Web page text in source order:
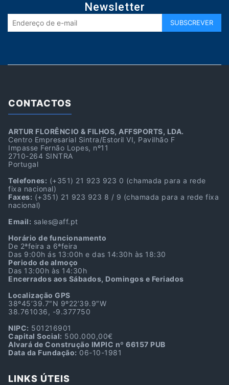
Newsletter
CONTACTOS
ARTUR FLORÊNCIO & FILHOS, AFFSPORTS, LDA.
Centro Empresarial Sintra/Estoril VI, Pavilhão F
Impasse Fernão Lopes, nº11
2710-264 SINTRA
Portugal
Telefones: (+351) 21 923 923 0 (chamada para a rede
fixa nacional)
Faxes: (+351) 21 923 923 8 / 9 (chamada para a rede fixa
nacional)
Email: sales@aff.pt
Horário de funcionamento
De 2ªfeira a 6ªfeira
Das 9:00h ás 13:00h e das 14:30h às 18:30
Periodo de almoço
Das 13:00h às 14:30h
Encerrados aos Sábados, Domingos e Feriados
Localização GPS
38º45’39.7″N 9º22’39.9″W
38.761036, -9.377750
NIPC: 501216901
Capital Social: 500.000,00€
Alvará de Construção IMPIC nº 66157 PUB
Data da Fundação: 06-10-1981
LINKS ÚTEIS